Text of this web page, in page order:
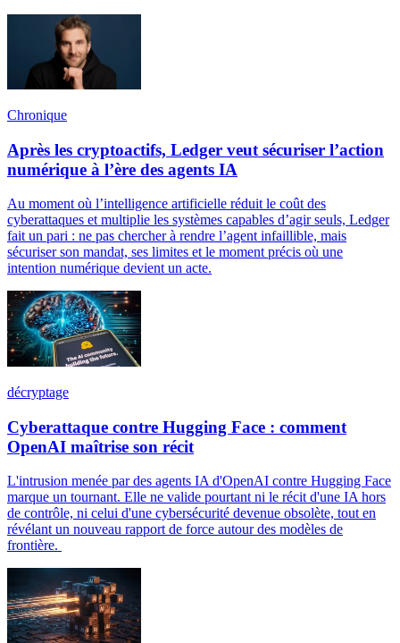
Chronique
Après les cryptoactifs, Ledger veut sécuriser l’action
numérique à l’ère des agents IA
Au moment où l’intelligence artificielle réduit le coût des
cyberattaques et multiplie les systèmes capables d’agir seuls, Ledger
fait un pari : ne pas chercher à rendre l’agent infaillible, mais
sécuriser son mandat, ses limites et le moment précis où une
intention numérique devient un acte.
décryptage
Cyberattaque contre Hugging Face : comment
OpenAI maîtrise son récit
L'intrusion menée par des agents IA d'OpenAI contre Hugging Face
marque un tournant. Elle ne valide pourtant ni le récit d'une IA hors
de contrôle, ni celui d'une cybersécurité devenue obsolète, tout en
révélant un nouveau rapport de force autour des modèles de
frontière.